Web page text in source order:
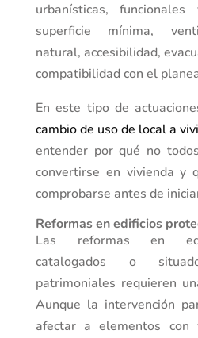
urbanísticas,
superficie mínima,
natural, accesibilidad,
compatibilidad con el
En este tipo de
cambio de uso de local a
entender por qué no
convertirse en vivienda y
comprobarse antes de
Reformas en edificios
Las reformas en
catalogados o
patrimoniales requieren
Aunque la intervención
afectar a elementos con